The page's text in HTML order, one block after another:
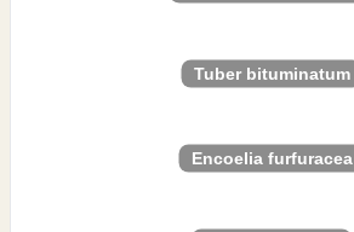
Tuber bituminatum
Encoelia furfuracea